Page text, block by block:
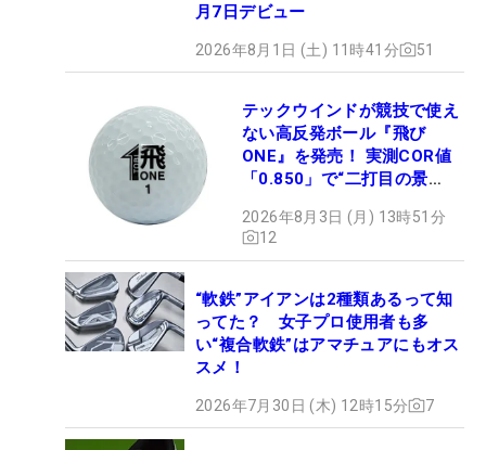
月7日デビュー
2026年8月1日 (土) 11時41分 51
テックウインドが競技で使え
ない高反発ボール『飛び
ONE』を発売！ 実測COR値
「0.850」で“二打目の景
2026年8月3日 (月) 13時51分
12
“軟鉄”アイアンは2種類あるって知
ってた？ 女子プロ使用者も多
い“複合軟鉄”はアマチュアにもオス
スメ！
2026年7月30日 (木) 12時15分 7